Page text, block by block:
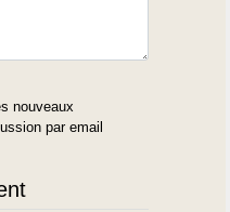
nouveaux
par email